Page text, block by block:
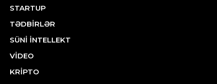
STARTUP
TƏDBİRLƏR
SÜNİ İNTELLEKT
VİDEO
KRİPTO